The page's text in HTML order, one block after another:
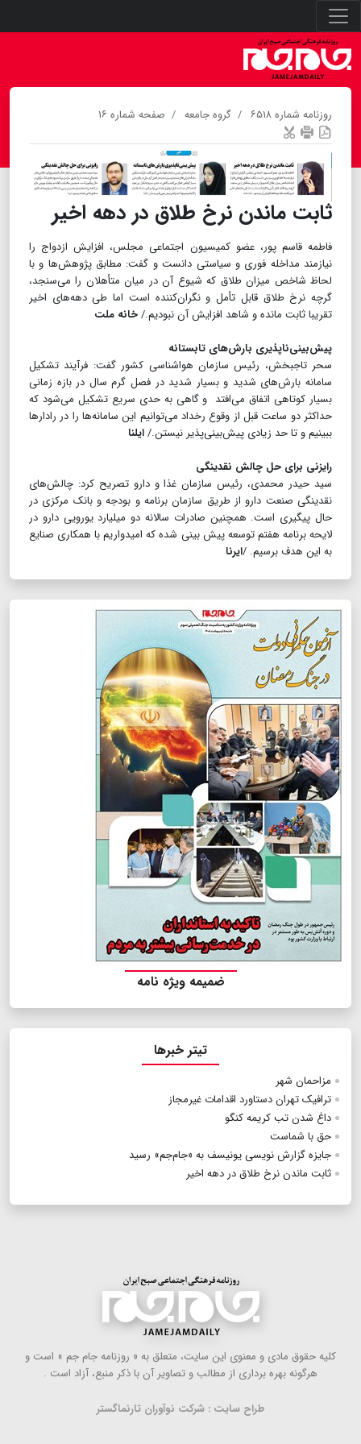
روزنامه شماره ۶۵۱۸ گروه جامعه صفحه شماره ۱۶
ثابت ماندن نرخ طلاق در دهه اخیر
فاطمه قاسم پور، عضو کمیسیون اجتماعی مجلس، افزایش ازدواج را
نیازمند مداخله فوری و سیاستی دانست و گفت: مطابق پژوهش‌ها و با
لحاظ شاخص میزان طلاق که شیوع آن در میان متأهلان را می‌سنجد،
گرچه نرخ طلاق قابل تأمل و نگران‌کننده است اما طی دهه‌های اخیر
تقریبا ثابت مانده و شاهد افزایش آن نبودیم./خانه ملت
پیش‌بینی‌ناپذیری بارش‌های تابستانه
سحر تاجبخش، رئیس سازمان هواشناسی کشور گفت: فرآیند تشکیل
سامانه بارش‌های شدید و بسیار شدید در فصل گرم سال در بازه زمانی
بسیار کوتاهی اتفاق می‌افتد و گاهی به حدی سریع تشکیل می‌شود که
حداکثر دو ساعت قبل از وقوع رخداد می‌توانیم این سامانه‌ها را در رادارها
ببینیم و تا حد زیادی پیش‌بینی‌پذیر نیستن./ایلنا
رایزنی برای حل چالش نقدینگی
سید حیدر محمدی، رئیس سازمان غذا و دارو تصریح کرد: چالش‌های
نقدینگی صنعت دارو از طریق سازمان برنامه و بودجه و بانک مرکزی در
حال پیگیری است. همچنین صادرات سالانه دو میلیارد یورویی دارو در
لایحه برنامه هفتم توسعه پیش بینی شده که امیدواریم با همکاری صنایع
به این هدف برسیم. /ایرنا
ضمیمه ویژه نامه
تیتر خبرها
مزاحمان شهر
ترافیک تهران دستاورد اقدامات غیرمجاز
داغ شدن تب کریمه کنگو
حق با شماست
جایزه گزارش نویسی یونیسف به «جام‌جم» رسید
ثابت ماندن نرخ طلاق در دهه اخیر
كلیه حقوق مادی و معنوی این سایت، متعلق به « روزنامه جام جم » است و
هرگونه بهره ‌برداری از مطالب و تصاویر آن با ذكر منبع، آزاد است .
طراح سایت : شرکت نوآوران تارنماگستر